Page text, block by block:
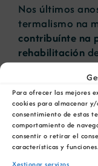
Para ofrecer las mejores
cookies para almacenar
consentimiento de estas
comportamiento de
consentir o retirar el
características y funciones.
Xestionar servizos
Nos últimos
termalismo na
contribuínte na
rehabilitación
patoloxías
progresivas ou
A auga é o
iso a
Formación
libro á guía